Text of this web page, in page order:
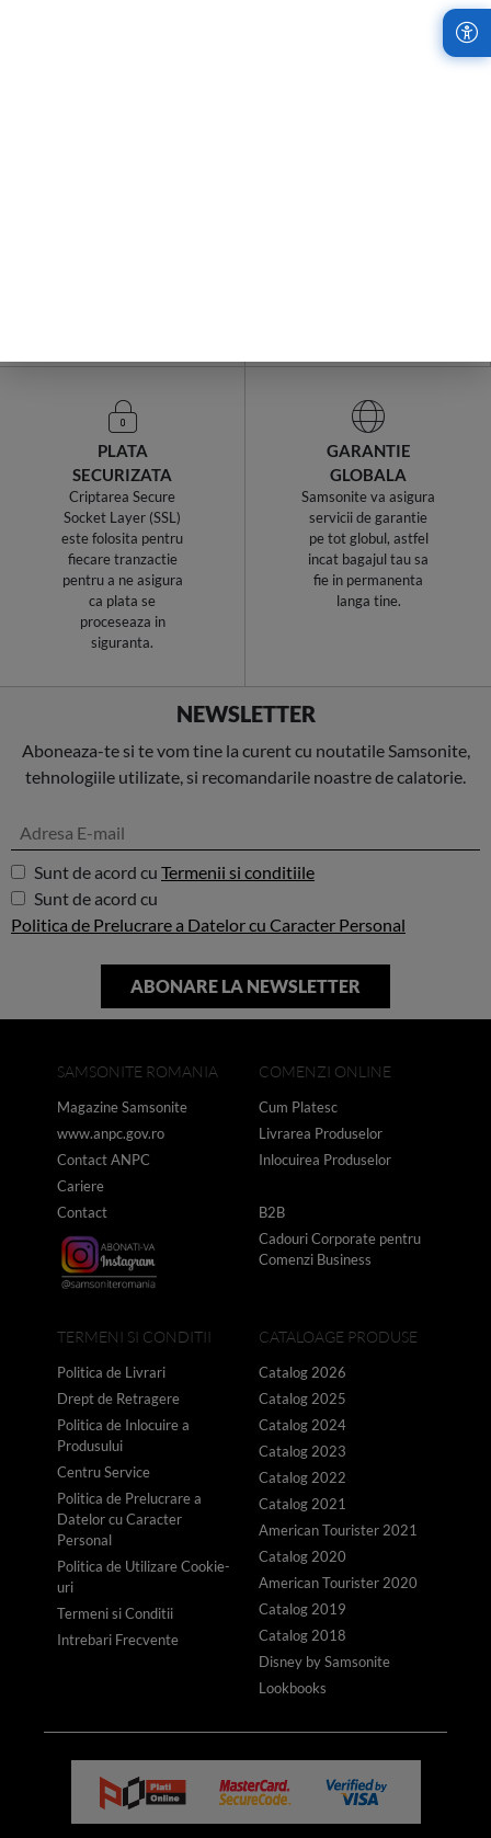
PLATA
SECURIZATA
Criptarea Secure
Socket Layer (SSL)
este folosita pentru
fiecare tranzactie
pentru a ne asigura
ca plata se
proceseaza in
siguranta.
GARANTIE
GLOBALA
Samsonite va asigura
servicii de garantie
pe tot globul, astfel
incat bagajul tau sa
fie in permanenta
langa tine.
NEWSLETTER
Aboneaza-te si te vom tine la curent cu noutatile Samsonite,
tehnologiile utilizate, si recomandarile noastre de calatorie.
Sunt de acord cu Termenii si conditiile
Sunt de acord cu
Politica de Prelucrare a Datelor cu Caracter Personal
SAMSONITE ROMANIA
Magazine Samsonite
www.anpc.gov.ro
Contact ANPC
Cariere
Contact
COMENZI ONLINE
Cum Platesc
Livrarea Produselor
Inlocuirea Produselor
B2B
Cadouri Corporate pentru
Comenzi Business
TERMENI SI CONDITII
Politica de Livrari
Drept de Retragere
Politica de Inlocuire a
Produsului
Centru Service
Politica de Prelucrare a
Datelor cu Caracter
Personal
Politica de Utilizare Cookie-
uri
Termeni si Conditii
Intrebari Frecvente
CATALOAGE PRODUSE
Catalog 2026
Catalog 2025
Catalog 2024
Catalog 2023
Catalog 2022
Catalog 2021
American Tourister 2021
Catalog 2020
American Tourister 2020
Catalog 2019
Catalog 2018
Disney by Samsonite
Lookbooks